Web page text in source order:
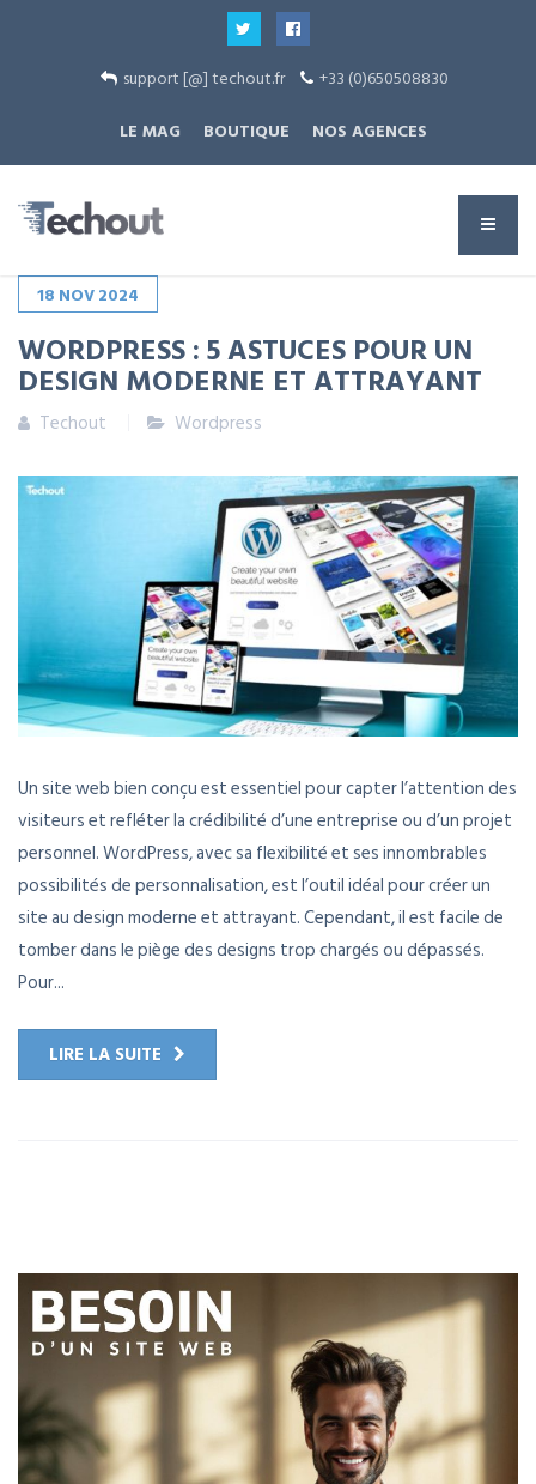
support [@] techout.fr
+33 (0)650508830
LE MAG
BOUTIQUE NOS AGENCES
18 NOV2024
WORDPRESS : 5 ASTUCES POUR UN
DESIGN MODERNE ET ATTRAYANT
Techout Wordpress
Un site web bien conçu est essentiel pour capter l’attention des
visiteurs et refléter la crédibilité d’une entreprise ou d’un projet
personnel. WordPress, avec sa flexibilité et ses innombrables
possibilités de personnalisation, est l’outil idéal pour créer un
site au design moderne et attrayant. Cependant, il est facile de
tomber dans le piège des designs trop chargés ou dépassés.
Pour...
LIRE LA SUITE